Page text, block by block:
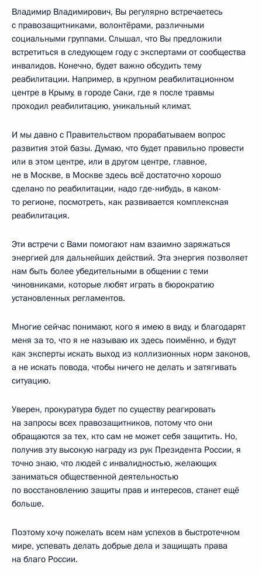
Владимир Владимирович, Вы регулярно встречаетесь
с правозащитниками, волонтёрами, различными
социальными группами. Слышал, что Вы предложили
встретиться в следующем году с экспертами от сообщества
инвалидов. Конечно, будет важно обсудить тему
реабилитации. Например, в крупном реабилитационном
центре в Крыму, в городе Саки, где я после травмы
проходил реабилитацию, уникальный климат.
И мы давно с Правительством прорабатываем вопрос
развития этой базы. Думаю, что будет правильно провести
или в этом центре, или в другом центре, главное,
не в Москве, в Москве здесь всё достаточно хорошо
сделано по реабилитации, надо где-нибудь, в каком-
то регионе, посмотреть, как развивается комплексная
реабилитация.
Эти встречи с Вами помогают нам взаимно заряжаться
энергией для дальнейших действий. Эта энергия позволяет
нам быть более убедительными в общении с теми
чиновниками, которые любят играть в бюрократию
установленных регламентов.
Многие сейчас понимают, кого я имею в виду, и благодарят
меня за то, что я не называю их здесь поимённо, и будут
как эксперты искать выход из коллизионных норм законов,
а не искать повода, чтобы ничего не делать и затягивать
ситуацию.
Уверен, прокуратура будет по существу реагировать
на запросы всех правозащитников, потому что они
обращаются за тех, кто сам не может себя защитить. Но,
получив эту высокую награду из рук Президента России, я
точно знаю, что людей с инвалидностью, желающих
заниматься общественной деятельностью
по восстановлению защиты прав и интересов, станет ещё
больше.
Поэтому хочу пожелать всем нам успехов в быстротечном
мире, успевать делать добрые дела и защищать права
на благо России.